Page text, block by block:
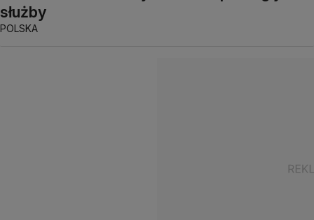
służby
POLSKA